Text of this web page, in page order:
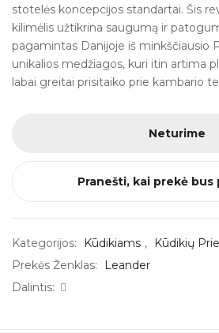
stotelės koncepcijos standartai. Šis
kilimėlis užtikrina saugumą ir
pagamintas Danijoje iš minkščiausio
unikalios medžiagos, kuri itin artima
labai greitai prisitaiko prie kambario
Neturime
Pranešti, kai prekė bus
Kategorijos: Kūdikiams ,
Kūdikių
Prekės Ženklas:
Leander
Dalintis: